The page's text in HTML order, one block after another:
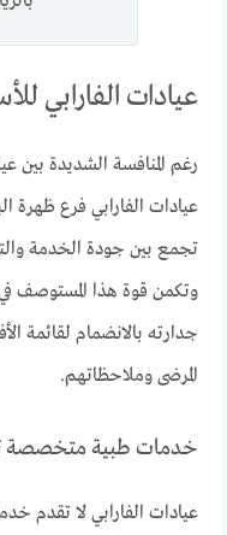
عيادات الفارابي
رغم المنافسة الشديدة بين
عيادات الفارابي فرع ظهرة
تجمع بين جودة الخدمة
وتكمن قوة هذا المستوصف
جدارته بالانضمام لقائمة
المرضى وملاحظاتهم.
خدمات طبية متخصصة
عيادات الفارابي لا تقدم